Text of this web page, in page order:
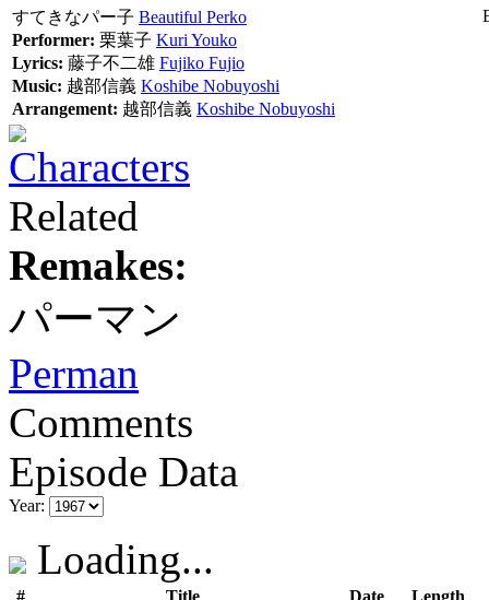
すてきなパー子 Beautiful Perko
Performer: 栗葉子 Kuri Youko
Lyrics: 藤子不二雄 Fujiko Fujio
Music: 越部信義 Koshibe Nobuyoshi
Arrangement: 越部信義 Koshibe Nobuyoshi
Characters
Related
Remakes:
パーマン
Perman
Comments
Episode Data
Year:
Loading...
# Title Date
Length